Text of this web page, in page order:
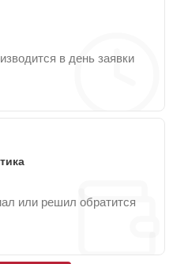
в день заявки
или решил обратится